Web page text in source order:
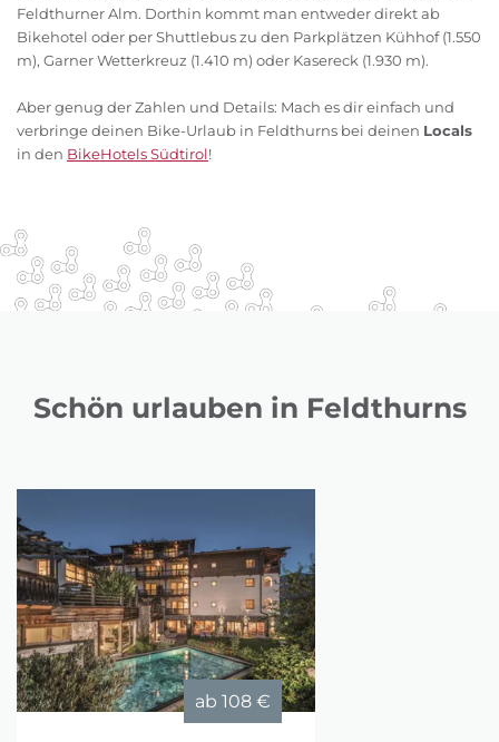
Feldthurner Alm. Dorthin kommt man entweder direkt ab
Bikehotel oder per Shuttlebus zu den Parkplätzen Kühhof (1.550
m), Garner Wetterkreuz (1.410 m) oder Kasereck (1.930 m).
Aber genug der Zahlen und Details: Mach es dir einfach und
verbringe deinen Bike-Urlaub in Feldthurns bei deinen Locals
in den BikeHotels Südtirol!
Schön urlauben in Feldthurns
ab 108 €